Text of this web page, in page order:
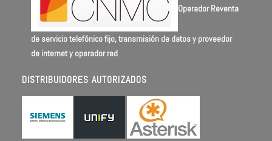
Operador Reventa
de servicio telefónico fijo, transmisión de datos y proveedor
de internet y operador red
DISTRIBUIDORES AUTORIZADOS